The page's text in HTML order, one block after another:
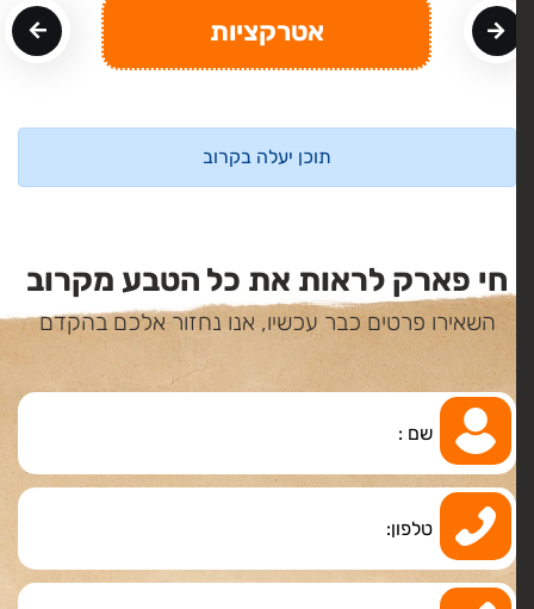
אטרקציות
תוכן יעלה בקרוב
חי פארק לראות את כל הטבע מקרוב
השאירו פרטים כבר עכשיו, אנו נחזור אלכם בהקדם